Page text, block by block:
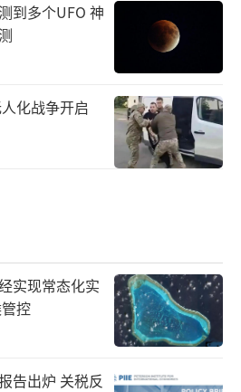
到多个UFO 神
化战争开启
实现常态化实
控
告出炉 关税反